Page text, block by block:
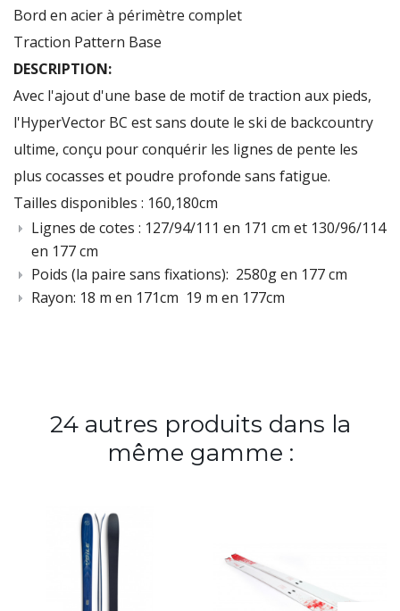
Bord en acier à périmètre complet
Traction Pattern Base
DESCRIPTION:
Avec l'ajout d'une base de motif de traction aux pieds,
l'HyperVector BC est sans doute le ski de backcountry
ultime, conçu pourconquérir les lignes de pente les
plus cocasses et poudre profonde sans fatigue.
Tailles disponibles : 160,180cm
Lignes de cotes : 127/94/111 en 171 cm et 130/96/114
en 177 cm
Poids (la paire sans fixations): 2580g en 177 cm
Rayon: 18 m en 171cm 19 m en 177cm
24 autres produits dans la
même gamme :